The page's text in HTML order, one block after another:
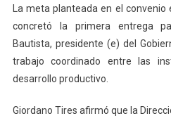
La meta planteada en el convenio
concretó la primera entrega
Bautista, presidente (e) del
trabajo coordinado entre las
desarrollo productivo.
Giordano Tires afirmó que la